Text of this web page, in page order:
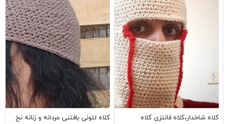
کلاه شاخدار،کلاه فانتزی کلاه
کلاه لئونی بافتنی مردانه و زنانه نخ